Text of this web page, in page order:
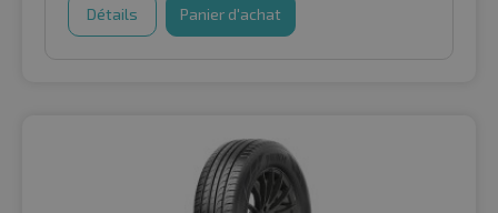
Détails Panier d'achat